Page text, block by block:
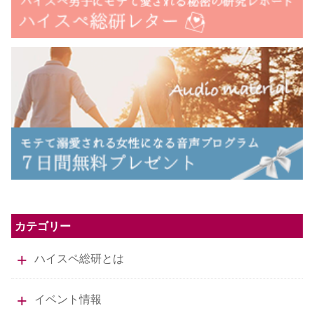
カテゴリー
ハイスペ総研とは
イベント情報